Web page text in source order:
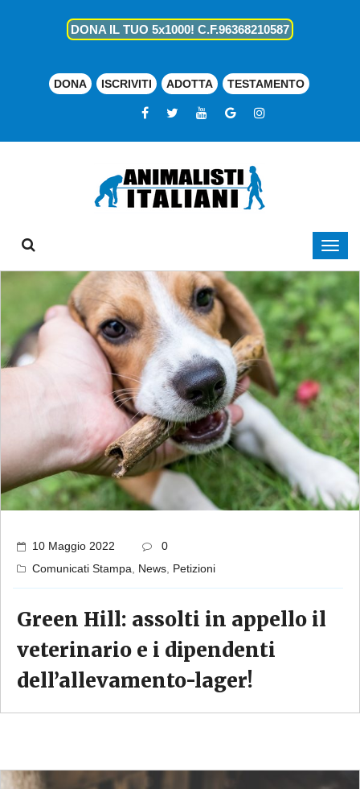
DONA IL TUO 5x1000! C.F.96368210587
DONA ISCRIVITI ADOTTA TESTAMENTO
10 Maggio 2022
0
Comunicati Stampa, News, Petizioni
Green Hill: assolti in appello il
veterinario e i dipendenti
dell’allevamento-lager!